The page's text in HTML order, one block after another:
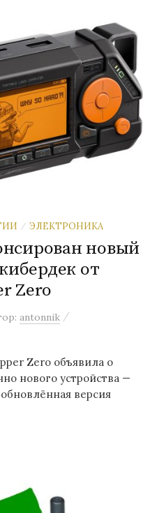
/ ЭЛЕКТРОНИКА
новый
от
Zero
antonnik /
Zero объявила о
нового устройства —
версия